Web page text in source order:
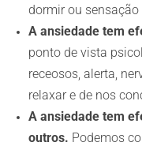
dormir ou sensação
A ansiedade tem
ponto de vista
receosos, alerta,
relaxar e de nos
A ansiedade tem
outros. Podemos